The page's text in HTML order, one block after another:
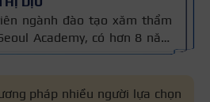
ngành đào tạo xăm thẩm
Academy, có hơn 8 năm
trong nghề, đạt nhiều
Seoul Academy 2023. Nội
pháp nhiều người lựa chọn